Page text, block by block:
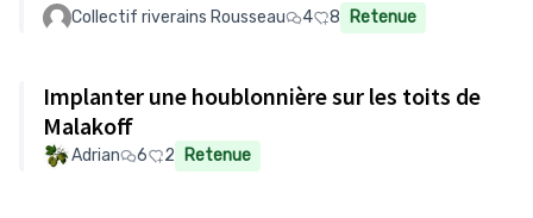
Collectif riverains Rousseau 4 8 Retenue
Implanter une houblonnière sur les toits de
Malakoff
Adrian 6 2 Retenue